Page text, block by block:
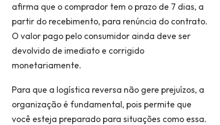
afirma que o comprador tem o prazo de 7 dias, a
partir do recebimento, para renúncia do contrato.
O valor pago pelo consumidor ainda deve ser
devolvido de imediato e corrigido
monetariamente.
Para que a logística reversa não gere prejuízos, a
organização é fundamental, pois permite que
você esteja preparado para situações como essa.